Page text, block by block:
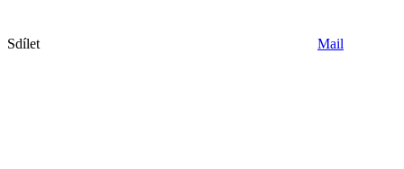
Sdílet Mail